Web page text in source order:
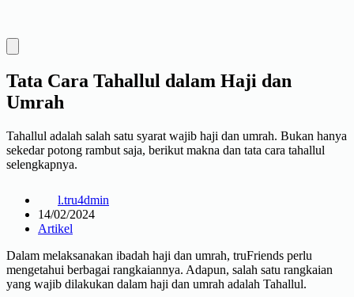
Tata Cara Tahallul dalam Haji dan
Umrah
Tahallul adalah salah satu syarat wajib haji dan umrah. Bukan hanya
sekedar potong rambut saja, berikut makna dan tata cara tahallul
selengkapnya.
l.tru4dmin
14/02/2024
Artikel
Dalam melaksanakan ibadah haji dan umrah, truFriends perlu
mengetahui berbagai rangkaiannya. Adapun, salah satu rangkaian
yang wajib dilakukan dalam haji dan umrah adalah Tahallul.